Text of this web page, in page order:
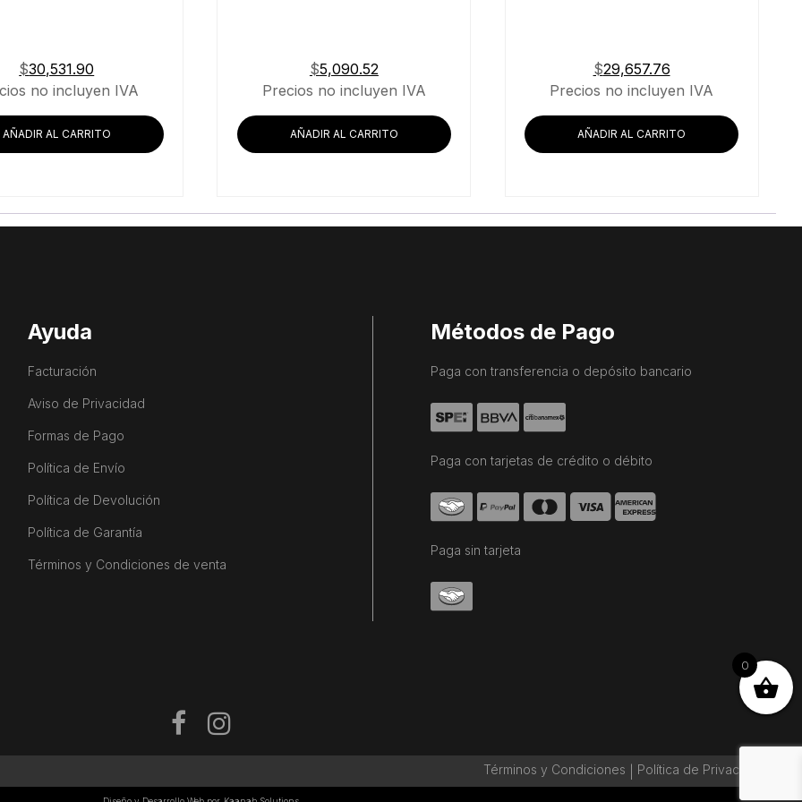
$30,531.90
no incluyen IVA
AÑADIR AL CARRITO
$5,090.52
Precios no incluyen IVA
AÑADIR AL CARRITO
$29,657.76
Precios no incluyen IVA
AÑADIR AL CARRITO
Ayuda
Facturación
Aviso de Privacidad
Formas de Pago
Política de Envío
Política de Devolución
Política de Garantía
Términos y Condiciones de venta
Métodos de Pago
Paga con transferencia o depósito bancario
Paga con tarjetas de crédito o débito
Paga sin tarjeta
Términos y Condiciones Política de Privaciadad
0